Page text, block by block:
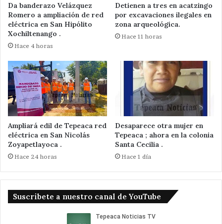
Da banderazo Velázquez
Romero a ampliación de red
eléctrica en San Hipólito
Xochiltenango .
Hace 4 horas
Detienen a tres en acatzingo
por excavaciones ilegales en
zona arqueológica.
Hace 11 horas
Ampliará edil de Tepeaca red
eléctrica en San Nicolás
Zoyapetlayoca .
Hace 24 horas
Desaparece otra mujer en
Tepeaca ; ahora en la colonia
Santa Cecilia .
Hace 1 día
Suscribete a nuestro canal de YouTube